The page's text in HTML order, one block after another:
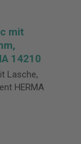
mit
14210
Lasche,
HERMA